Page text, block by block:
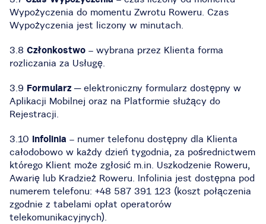
Wypożyczenia do momentu Zwrotu Roweru. Czas
Wypożyczenia jest liczony w minutach.
3.8 Członkostwo – wybrana przez Klienta forma
rozliczania za Usługę.
3.9 Formularz ─ elektroniczny formularz dostępny w
Aplikacji Mobilnej oraz na Platformie służący do
Rejestracji.
3.10 Infolinia – numer telefonu dostępny dla Klienta
całodobowo w każdy dzień tygodnia, za pośrednictwem
którego Klient może zgłosić m.in. Uszkodzenie Roweru,
Awarię lub Kradzież Roweru. Infolinia jest dostępna pod
numerem telefonu: +48 587 391 123 (koszt połączenia
zgodnie z tabelami opłat operatorów
telekomunikacyjnych).